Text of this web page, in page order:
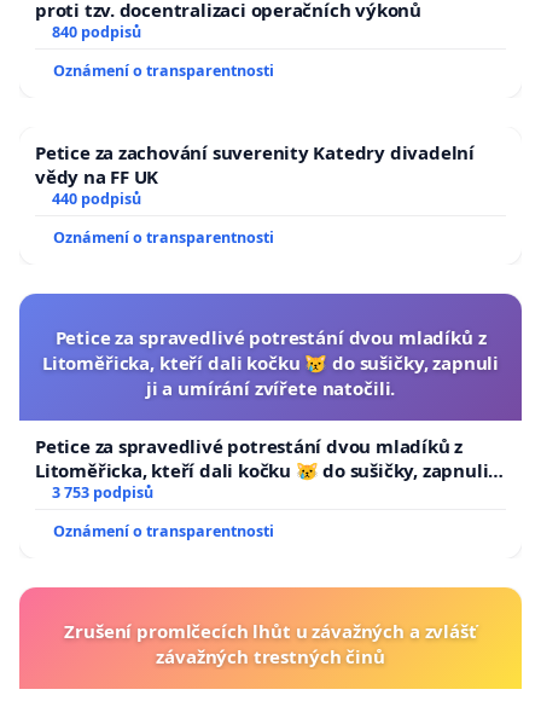
proti tzv. docentralizaci operačních výkonů
840 podpisů
Oznámení o transparentnosti
Petice za zachování suverenity Katedry divadelní
vědy na FF UK
440 podpisů
Oznámení o transparentnosti
Petice za spravedlivé potrestání dvou mladíků z
Litoměřicka, kteří dali kočku 😿 do sušičky, zapnuli
ji a umírání zvířete natočili.
Petice za spravedlivé potrestání dvou mladíků z
Litoměřicka, kteří dali kočku 😿 do sušičky, zapnuli ji
a umírání zvířete natočili.
3 753 podpisů
Oznámení o transparentnosti
Zrušení promlčecích lhůt u závažných a zvlášť
závažných trestných činů